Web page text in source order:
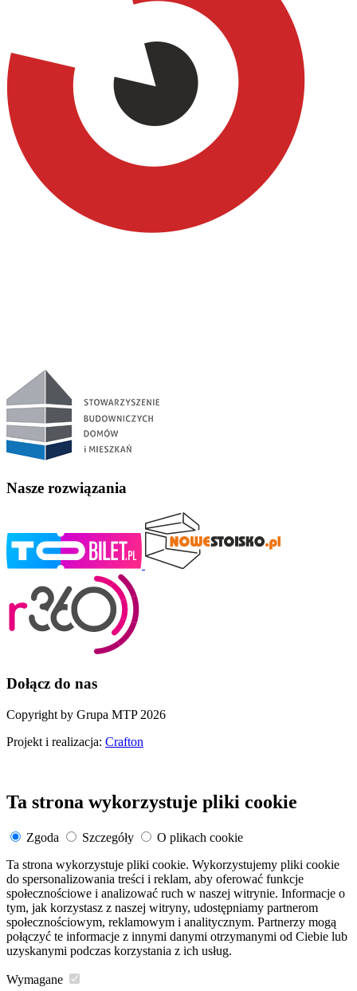
Nasze rozwiązania
Dołącz do nas
Copyright by Grupa MTP 2026
Projekt i realizacja: Crafton
Ta strona wykorzystuje pliki cookie
Zgoda Szczegóły
O plikach cookie
Ta strona wykorzystuje pliki cookie. Wykorzystujemy pliki cookie
do spersonalizowania treści i reklam, aby oferować funkcje
społecznościowe i analizować ruch w naszej witrynie. Informacje o
tym, jak korzystasz z naszej witryny, udostępniamy partnerom
społecznościowym, reklamowym i analitycznym. Partnerzy mogą
połączyć te informacje z innymi danymi otrzymanymi od Ciebie lub
uzyskanymi podczas korzystania z ich usług.
Wymagane